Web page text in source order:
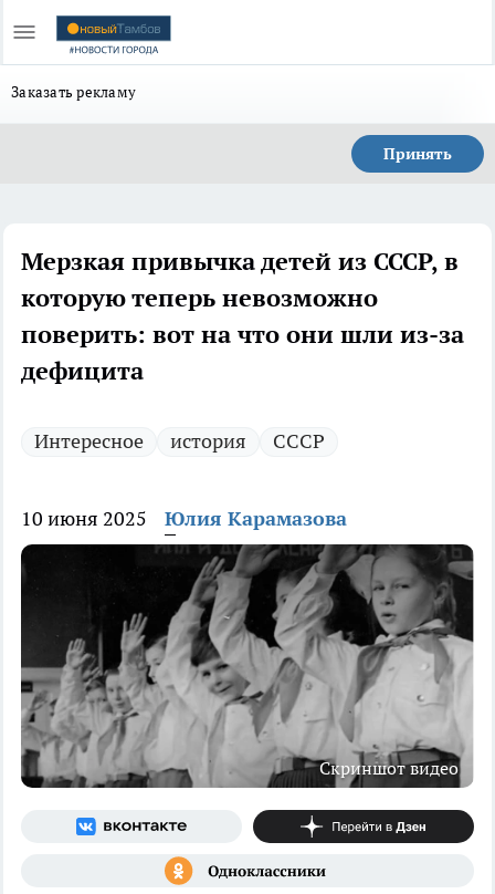
Заказать рекламу
Принять
Мерзкая привычка детей из СССР, в
которую теперь невозможно
поверить: вот на что они шли из-за
дефицита
Интересное история СССР
10 июня 2025 Юлия Карамазова
Скриншот видео